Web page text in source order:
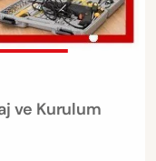
ve Kurulum